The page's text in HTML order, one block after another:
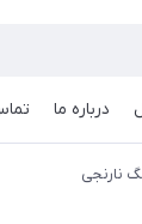
درباره ما
نارنجی